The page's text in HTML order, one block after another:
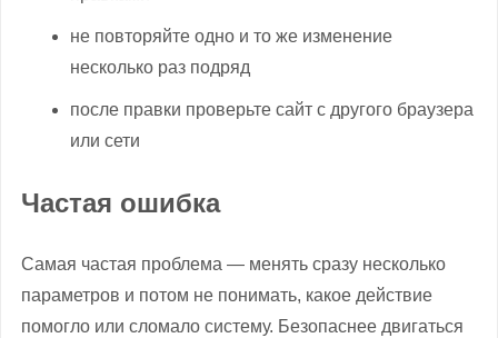
не повторяйте одно и то же изменение
несколько раз подряд
после правки проверьте сайт с другого браузера
или сети
Частая ошибка
Самая частая проблема — менять сразу несколько
параметров и потом не понимать, какое действие
помогло или сломало систему. Безопаснее двигаться